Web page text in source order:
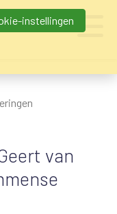
van
instellingen